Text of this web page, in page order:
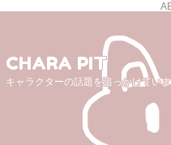
CHARA PIT
キャラクターの話題を追っかけてい